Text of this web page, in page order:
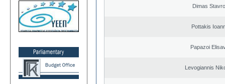
Dimas
Pottakis
Papazoi
Levogiannis